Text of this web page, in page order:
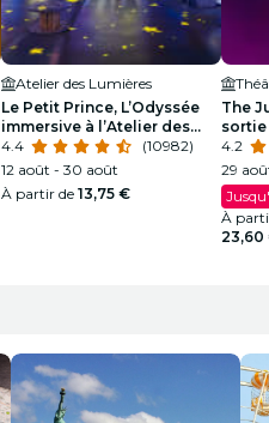
Atelier des Lumières
Le Petit Prince, L’Odyssée
immersive à l’Atelier des
Lumières
4.4
(10982)
12 août - 30 août
À partir de 13,75 €
The
sortie
4.2
29
À
23,60